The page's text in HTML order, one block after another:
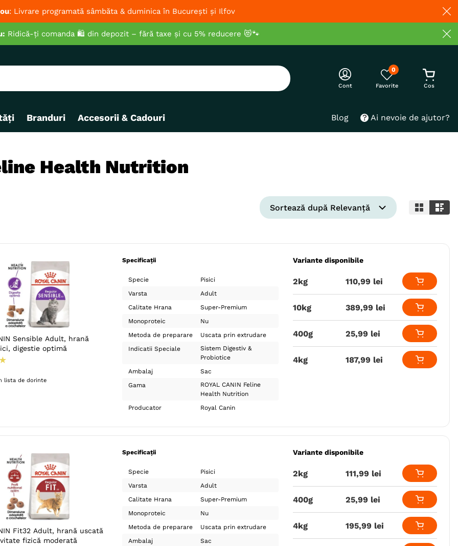
: Livrare programată sâmbăta & duminica în București și Ilfov
Ridică-ți comanda 🛍️ din depozit – fără taxe și cu 5% reducere 😻🐾
Cont
0
Branduri Accesorii & Cadouri Blog Ai nevoie de ajutor?
Health Nutrition
Sortează după Relevanță
Sensible Adult, hrană
digestie optimă
★
lista de dorinte
Specificații
Specie
Pisici
Varsta
Adult
Calitate Hrana
Super-Premium
Monoproteic
Nu
Metoda de preparare
Uscata prin extrudare
Indicatii Speciale
Sistem Digestiv &
Probiotice
Ambalaj
Sac
Gama
ROYAL CANIN Feline
Health Nutrition
Producator
Royal Canin
Variante disponibile
2kg 110,99 lei
10kg 389,99 lei
400g 25,99 lei
4kg 187,99 lei
Fit32 Adult, hrană uscată
fizică moderată
Specificații
Specie
Pisici
Varsta
Adult
Calitate Hrana
Super-Premium
Monoproteic
Nu
Metoda de preparare
Uscata prin extrudare
Ambalaj
Sac
Variante disponibile
2kg 111,99 lei
400g 25,99 lei
4kg 195,99 lei